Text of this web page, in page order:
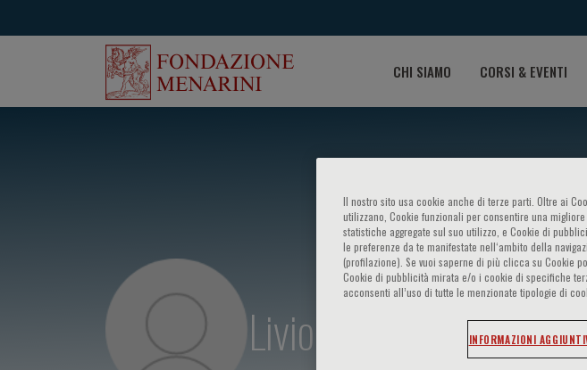
CHI SIAMO CORSI & EVENTI
Livio Pagano
Il nostro sito usa cookie anche di terze parti. Oltre ai
utilizzano, Cookie funzionali per consentire una
statistiche aggregate sul suo utilizzo, e Cookie di
le preferenze da te manifestate nell‘ambito della
(profilazione). Se vuoi saperne di più clicca su Cookie
Cookie di pubblicità mirata e/o i cookie di specifiche
acconsenti all’uso di tutte le menzionate tipologie di
INFORMAZIONI